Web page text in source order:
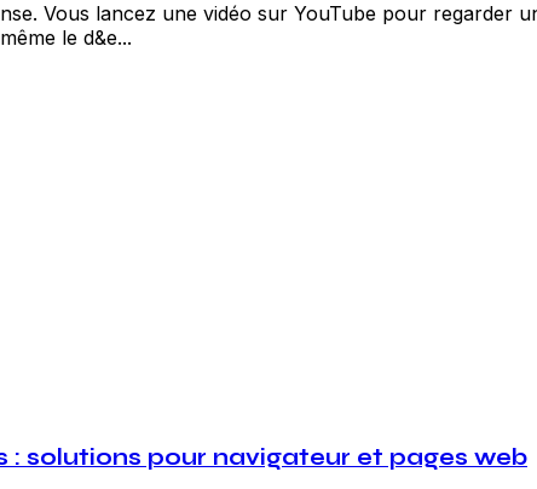
Vous lancez une vidéo sur YouTube pour regarder
le d&e...
: solutions pour navigateur et pages web